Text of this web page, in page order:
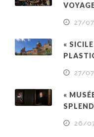
27/
«
27/
«
26/